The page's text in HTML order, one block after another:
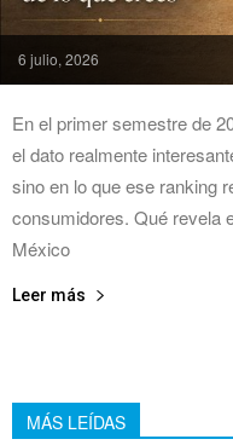
6 julio, 2026
En el primer semestre de
el dato realmente
sino en lo que ese ranking
consumidores. Qué revela
México
Leer más
MÁS LEÍDAS